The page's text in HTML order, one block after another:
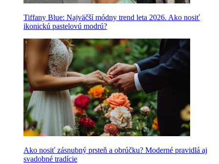
Tiffany Blue: Najväčší módny trend leta 2026. Ako nosiť
ikonickú pastelovú modrú?
Ako nosiť zásnubný prsteň a obrúčku? Moderné pravidlá aj
svadobné tradície